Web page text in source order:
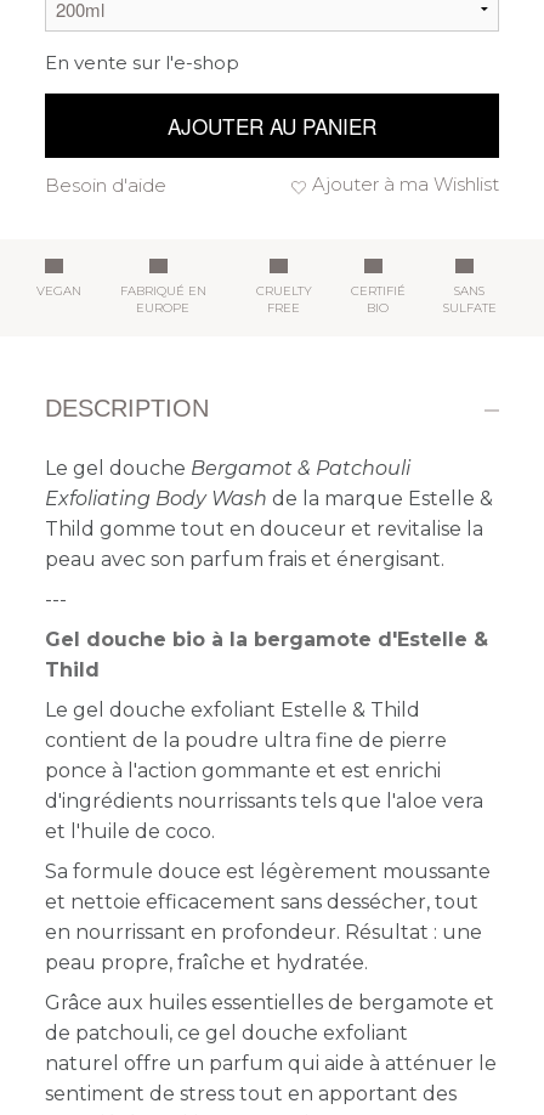
En vente sur l'e-shop
AJOUTER AU PANIER
Ajouter à ma Wishlist
Besoin d'aide
VEGAN
FABRIQUÉ EN
EUROPE
CRUELTY
FREE
CERTIFIÉ
BIO
SANS
SULFATE
DESCRIPTION
Le gel douche Bergamot & Patchouli
Exfoliating Body Washde la marque Estelle &
Thild gomme tout en douceur et revitalise la
peau avec son parfum frais et énergisant.
---
Gel douche bio à la bergamote d'Estelle &
Thild
Le gel douche exfoliant Estelle & Thild
contient de la poudre ultra fine de pierre
ponce à l'action gommante et est enrichi
d'ingrédients nourrissants tels que l'aloe vera
et l'huile de coco.
Sa formule douce est légèrement moussante
et nettoie efficacement sans dessécher, tout
en nourrissant en profondeur. Résultat : une
peau propre, fraîche et hydratée.
Grâce aux huiles essentielles de bergamote et
de patchouli, ce gel douche exfoliant
naturel offre un parfum qui aide à atténuer le
sentiment de stress tout en apportant des